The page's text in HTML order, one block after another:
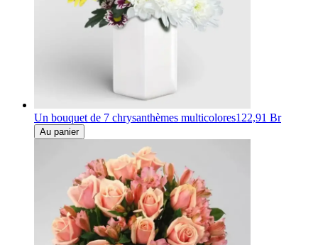
Un bouquet de 7 chrysanthèmes multicolores122,91 Br
Au panier